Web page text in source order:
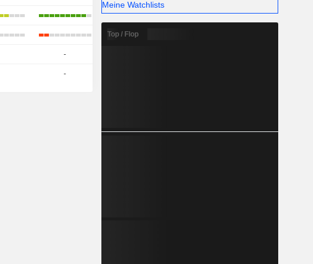
-
-
Meine Watchlists
Top / Flop